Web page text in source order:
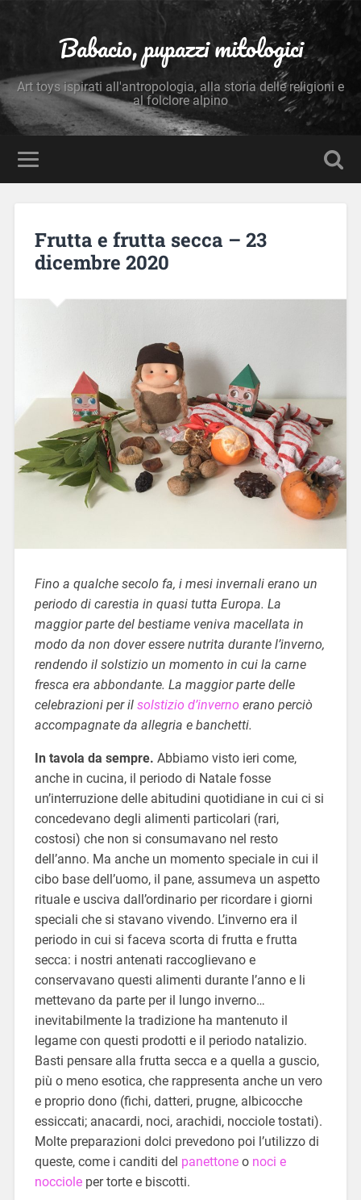
Babacio, pupazzi mitologici
Art toys ispirati all'antropologia, alla storia delle religioni e
al folclore alpino
Frutta e frutta secca – 23
dicembre 2020
Fino a qualche secolo fa, i mesi invernali erano un
periodo di carestia in quasi tutta Europa. La
maggior parte del bestiame veniva macellata in
modo da non dover essere nutrita durante l’inverno,
rendendo il solstizio un momento in cui la carne
fresca era abbondante. La maggior parte delle
celebrazioni per il solstizio d’inverno erano perciò
accompagnate da allegria e banchetti.
In tavola da sempre. Abbiamo visto ieri come,
anche in cucina, il periodo di Natale fosse
un’interruzione delle abitudini quotidiane in cui ci si
concedevano degli alimenti particolari (rari,
costosi) che non si consumavano nel resto
dell’anno. Ma anche un momento speciale in cui il
cibo base dell’uomo, il pane, assumeva un aspetto
rituale e usciva dall’ordinario per ricordare i giorni
speciali che si stavano vivendo. L’inverno era il
periodo in cui si faceva scorta di frutta e frutta
secca: i nostri antenati raccoglievano e
conservavano questi alimenti durante l’anno e li
mettevano da parte per il lungo inverno…
inevitabilmente la tradizione ha mantenuto il
legame con questi prodotti e il periodo natalizio.
Basti pensare alla frutta secca e a quella a guscio,
più o meno esotica, che rappresenta anche un vero
e proprio dono (fichi, datteri, prugne, albicocche
essiccati; anacardi, noci, arachidi, nocciole tostati).
Molte preparazioni dolci prevedono poi l’utilizzo di
queste, come i canditi del panettoneo noci e
noccioleper torte e biscotti.